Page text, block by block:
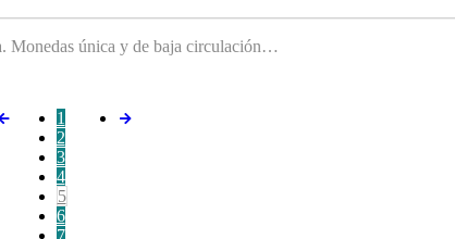
Monedas única y de baja circulación…
1
2
3
4
5
6
7